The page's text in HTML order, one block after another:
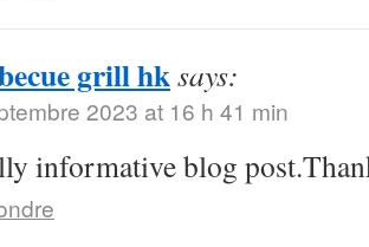
grill hksays:
2023 at 16 h 41 min
informative blog